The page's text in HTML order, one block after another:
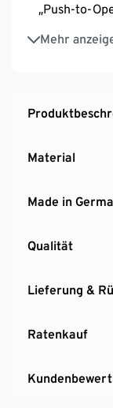
„Push-to-
Mehr
Obere
erhöhte
Individuell
Glastür 2 3-
unteren Tür
Gestell aus
Material
Made in
Qualität
Lieferung &
Ratenkauf